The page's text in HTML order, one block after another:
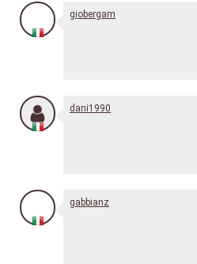
giobergam
dani1990
gabbianz